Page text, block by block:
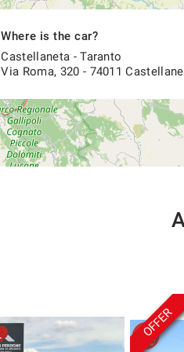
Where is the car?
Castellaneta - Taranto
Via Roma, 320 - 74011
OFFER